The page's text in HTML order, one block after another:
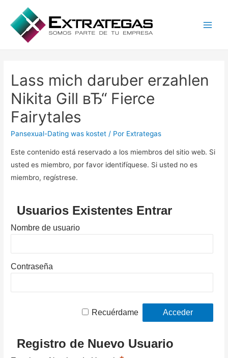
Lass mich daruber erzahlen
Nikita Gill вЂ“ Fierce
Fairytales
Pansexual-Dating was kostet / Por Extrategas
Este contenido está reservado a los miembros del sitio web. Si
usted es miembro, por favor identifíquese. Si usted no es
miembro, regístrese.
Usuarios Existentes Entrar
Nombre de usuario
Contraseña
Recuérdame
Registro de Nuevo Usuario